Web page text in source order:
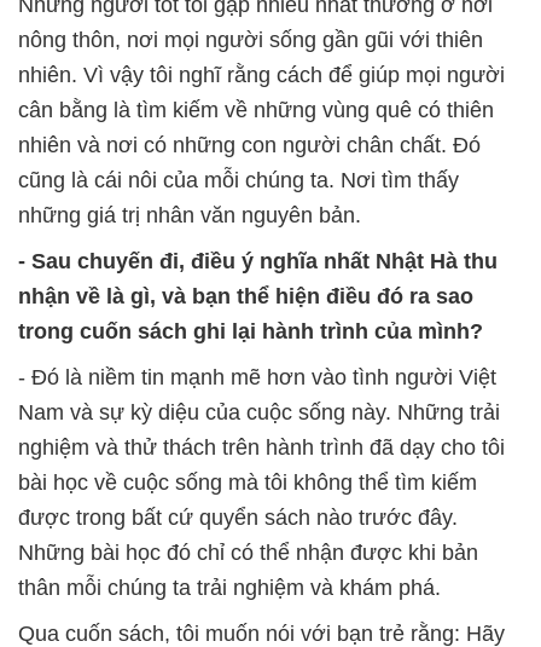
Những người tốt tôi gặp nhiều nhất thường ở nơi
nông thôn, nơi mọi người sống gần gũi với thiên
nhiên. Vì vậy tôi nghĩ rằng cách để giúp mọi người
cân bằng là tìm kiếm về những vùng quê có thiên
nhiên và nơi có những con người chân chất. Đó
cũng là cái nôi của mỗi chúng ta. Nơi tìm thấy
những giá trị nhân văn nguyên bản.
- Sau chuyến đi, điều ý nghĩa nhất Nhật Hà thu
nhận về là gì, và bạn thể hiện điều đó ra sao
trong cuốn sách ghi lại hành trình của mình?
- Đó là niềm tin mạnh mẽ hơn vào tình người Việt
Nam và sự kỳ diệu của cuộc sống này. Những trải
nghiệm và thử thách trên hành trình đã dạy cho tôi
bài học về cuộc sống mà tôi không thể tìm kiếm
được trong bất cứ quyển sách nào trước đây.
Những bài học đó chỉ có thể nhận được khi bản
thân mỗi chúng ta trải nghiệm và khám phá.
Qua cuốn sách, tôi muốn nói với bạn trẻ rằng: Hãy